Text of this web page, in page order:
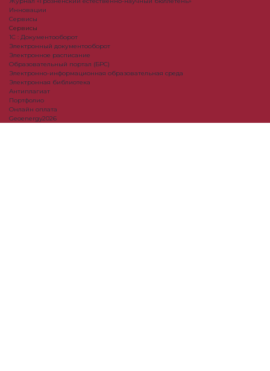
Инновации
Сервисы
Сервисы
1С : Документооборот
Электронный документооборот
Электронное расписание
Образовательный портал (БРС)
Электронно-информационная образовательная среда
Электронная библиотека
Антиплагиат
Портфолио
Онлайн оплата
Geoenergy2026